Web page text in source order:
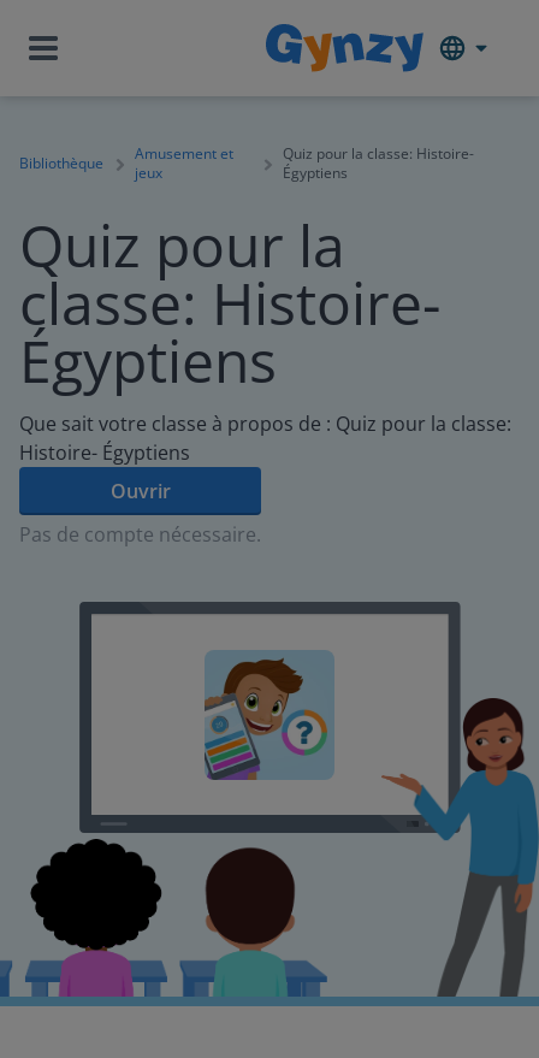
Bibliothèque
Amusement et
jeux
Quiz pour la classe: Histoire-
Égyptiens
Quiz pour la
classe: Histoire-
Égyptiens
Que sait votre classe à propos de : Quiz pour la classe:
Histoire- Égyptiens
Ouvrir
Pas de compte nécessaire.